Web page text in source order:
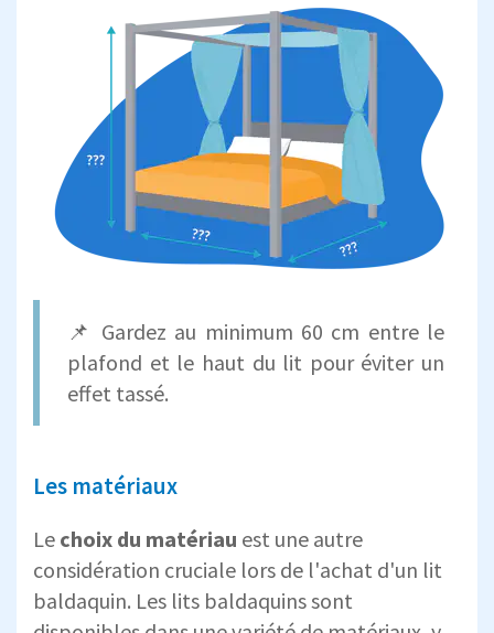
📌 Gardez au minimum 60 cm entre le
plafond et le haut du lit pour éviter un
effet tassé.
Les matériaux
Le choix du matériau est une autre
considération cruciale lors de l'achat d'un lit
baldaquin. Les lits baldaquins sont